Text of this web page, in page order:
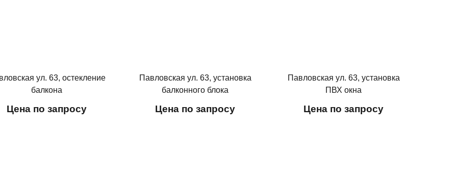
ул. 63, остекление
балкона
Цена по запросу
Павловская ул. 63, установка
балконного блока
Цена по запросу
Павловская ул. 63, установка
ПВХ окна
Цена по запросу